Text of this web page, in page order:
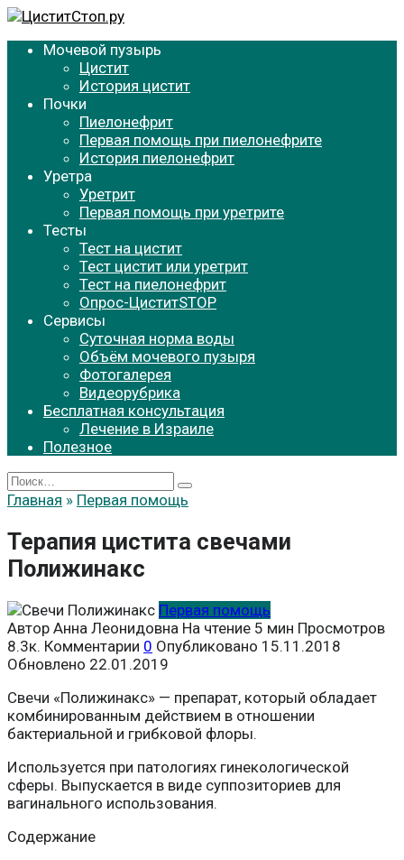
Перейти
содержанию
Мочевой пузырь
Цистит
История цистит
Почки
Пиелонефрит
Первая помощь при пиелонефрите
История пиелонефрит
Уретра
Уретрит
Первая помощь при уретрите
Тесты
Тест на цистит
Тест цистит или уретрит
Тест на пиелонефрит
Опрос-ЦиститSTOP
Сервисы
Суточная норма воды
Объём мочевого пузыря
Фотогалерея
Видеорубрика
Бесплатная консультация
Лечение в Израиле
Полезное
Search
for:
Главная » Первая помощь
Терапия цистита свечами
Полижинакс
Первая помощь
Автор Анна Леонидовна На чтение 5 мин Просмотров
8.3к. Комментарии 0 Опубликовано 15.11.2018
Обновлено 22.01.2019
Свечи «Полижинакс» — препарат, который обладает
комбинированным действием в отношении
бактериальной и грибковой флоры.
Используется при патологиях гинекологической
сферы. Выпускается в виде суппозиториев для
вагинального использования.
Содержание